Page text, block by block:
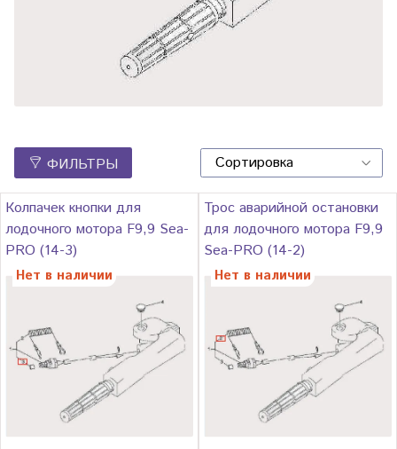
ФИЛЬТРЫ
Колпачек кнопки для
лодочного мотора F9,9 Sea-
PRO (14-3)
Нет в наличии
Трос аварийной остановки
для лодочного мотора F9,9
Sea-PRO (14-2)
Нет в наличии